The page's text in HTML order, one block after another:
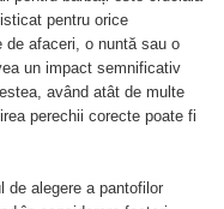
pentru orice
afaceri, o nuntă sau o
un impact semnificativ
având atât de multe
perechii corecte poate fi
de alegere a pantofilor